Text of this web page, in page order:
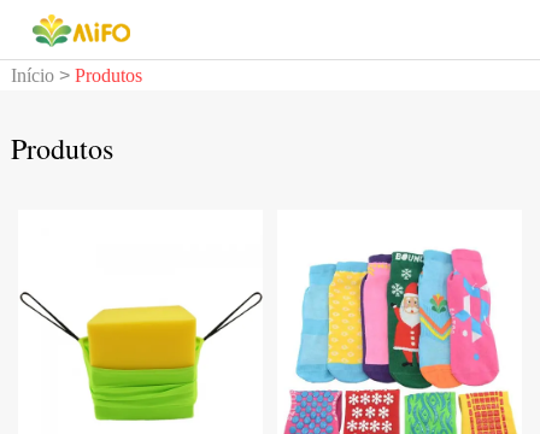
Início> Produtos
Produtos